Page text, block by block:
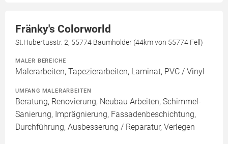
Fränky's Colorworld
St.Hubertusstr. 2, 55774 Baumholder (44km von 55774 Fell)
MALER BEREICHE
Malerarbeiten, Tapezierarbeiten, Laminat, PVC / Vinyl
UMFANG MALERARBEITEN
Beratung, Renovierung, Neubau Arbeiten, Schimmel-
Sanierung, Imprägnierung, Fassadenbeschichtung,
Durchführung, Ausbesserung / Reparatur, Verlegen